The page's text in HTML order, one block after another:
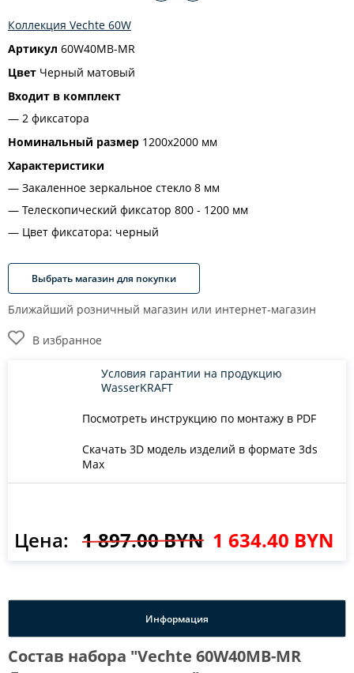
Коллекция Vechte 60W
Артикул 60W40MB-MR
Цвет Черный матовый
Входит в комплект
2 фиксатора
Номинальный размер 1200х2000 мм
Характеристики
Закаленное зеркальное стекло 8 мм
Телескопический фиксатор 800 - 1200 мм
Цвет фиксатора: черный
Выбрать магазин для покупки
Ближайший розничный магазин или интернет-магазин
В избранное
Посмотреть инструкцию по монтажу в PDF
Скачать 3D модель изделий в формате 3ds
Max
Условия гарантии на продукцию
WasserKRAFT
Цена: 1 897.00 BYN 1 634.40 BYN
Информация
Состав набора "Vechte 60W40MB-MR